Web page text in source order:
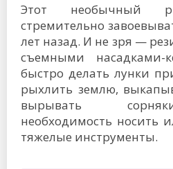
Этот необычный
стремительно
лет назад. И не зря —
съемными насадками-
быстро делать лунки
рыхлить землю,
вырывать
необходимость носить
тяжелые инструменты.